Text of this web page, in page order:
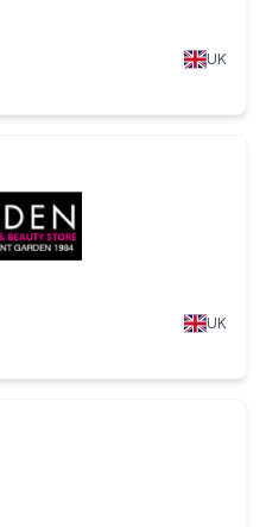
UK
UK